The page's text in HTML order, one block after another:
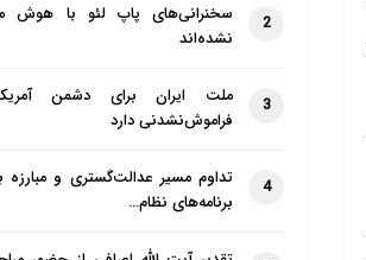
2
سخنرانی‌های پاپ لئو با هوش
نشده‌اند
3
ملت ایران برای دشمن
فراموش‌نشدنی دارد
4
تداوم مسیر عدالت‌گستری و مبارزه
برنامه‌های نظام…